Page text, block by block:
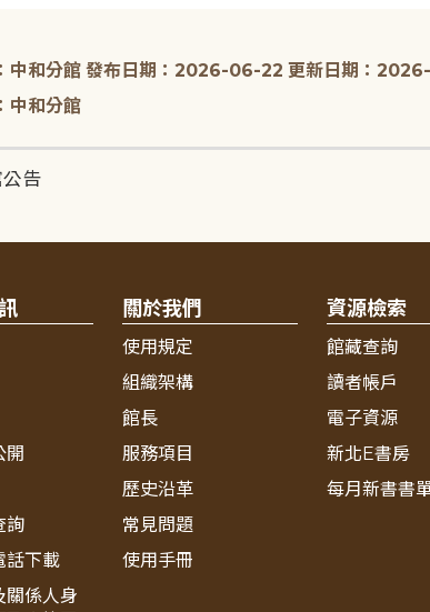
中和分館 發布日期：2026-06-22 更新日期：
中和分館
告
開
詢
話下載
關係人身
關於我們
使用規定
組織架構
館長
服務項目
歷史沿革
常見問題
使用手冊
資源檢索
館藏查詢
讀者帳戶
電子資源
新北E書房
每月新書書